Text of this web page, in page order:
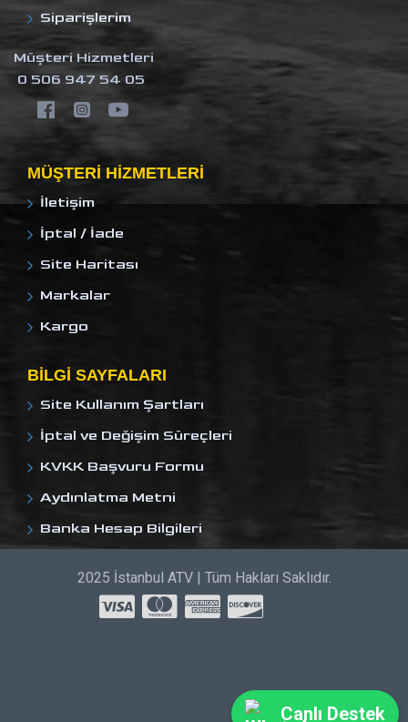
Siparişlerim
Müşteri Hizmetleri
0 506 947 54 05
MÜŞTERI HIZMETLERI
İletişim
İptal / İade
Site Haritası
Markalar
Kargo
BILGI SAYFALARI
Site Kullanım Şartları
İptal ve Değişim Süreçleri
KVKK Başvuru Formu
Aydınlatma Metni
Banka Hesap Bilgileri
2025 İstanbul ATV | Tüm Hakları Saklıdır.
Canlı Destek